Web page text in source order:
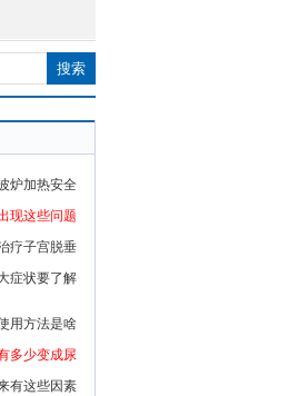
炉加热安全
现这些问题
疗子宫脱垂
症状要了解
用方法是啥
多少变成尿
有这些因素